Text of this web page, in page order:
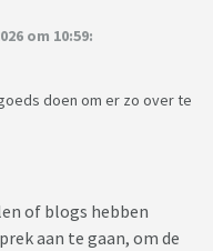
om 10:59:
doen om er zo over te
of blogs hebben
aan te gaan, om de